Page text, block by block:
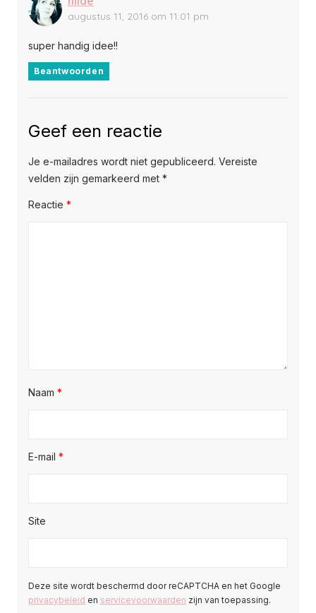
augustus 11, 2016 om 11:01 pm
super handig idee!!
Beantwoorden
Geef een reactie
Je e-mailadres wordt niet gepubliceerd. Vereiste
velden zijn gemarkeerd met *
Reactie *
Naam *
E-mail *
Site
Deze site wordt beschermd door reCAPTCHA en het Google
privacybeleid en servicevoorwaarden zijn van toepassing.